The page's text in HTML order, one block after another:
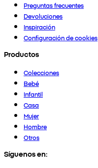
Preguntas frecuentes
Devoluciones
Inspiración
Configuración de cookies
Productos
Colecciones
Bebé
Infantil
Casa
Mujer
Hombre
Otros
Síguenos en: